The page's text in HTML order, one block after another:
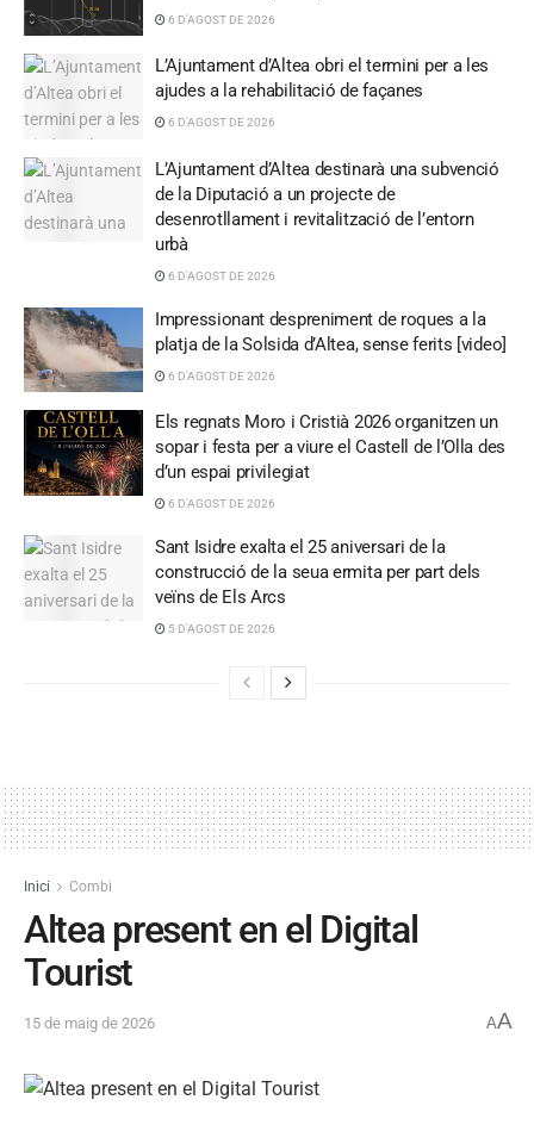
6 D'AGOST DE 2026
L’Ajuntament d’Altea obri el termini per a les
ajudes a la rehabilitació de façanes
6 D'AGOST DE 2026
L’Ajuntament d’Altea destinarà una subvenció
de la Diputació a un projecte de
desenrotllament i revitalització de l’entorn
urbà
6 D'AGOST DE 2026
Impressionant despreniment de roques a la
platja de la Solsida d’Altea, sense ferits [video]
6 D'AGOST DE 2026
Els regnats Moro i Cristià 2026 organitzen un
sopar i festa per a viure el Castell de l’Olla des
d’un espai privilegiat
6 D'AGOST DE 2026
Sant Isidre exalta el 25 aniversari de la
construcció de la seua ermita per part dels
veïns de Els Arcs
5 D'AGOST DE 2026
Inici Combi
Altea present en el Digital
Tourist
15 de maig de 2026 AA